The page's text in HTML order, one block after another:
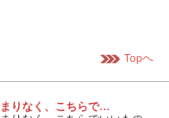
Topへ
りなく、こちらで…